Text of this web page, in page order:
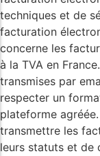
techniques et de
facturation
concerne les
à la TVA en
transmises par
respecter un
plateforme
transmettre les
leurs statuts et de